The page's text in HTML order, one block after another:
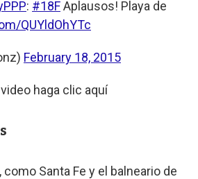
: #18FAplausos! Playa de
QUYldOhYTc
February 18, 2015
haga clic aquí
Santa Fe y el balneario de